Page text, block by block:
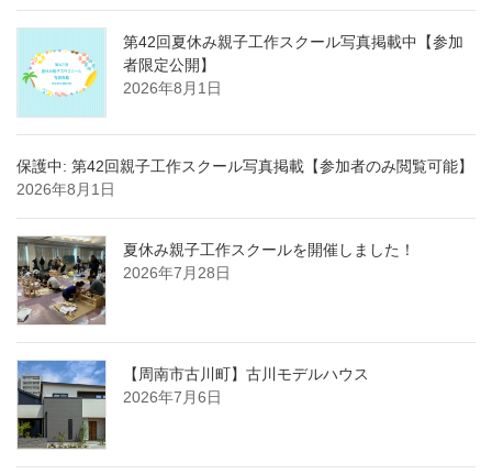
第42回夏休み親子工作スクール写真掲載中【参加
者限定公開】
2026年8月1日
保護中: 第42回親子工作スクール写真掲載【参加者のみ閲覧可能】
2026年8月1日
夏休み親子工作スクールを開催しました！
2026年7月28日
【周南市古川町】古川モデルハウス
2026年7月6日